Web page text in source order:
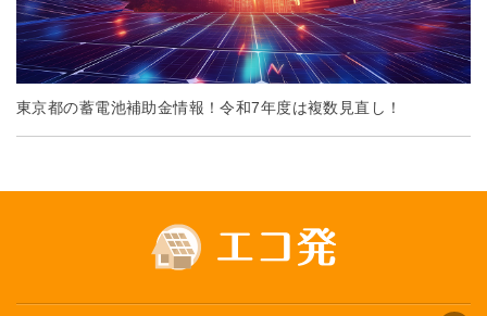
東京都の蓄電池補助金情報！令和7年度は複数見直し！